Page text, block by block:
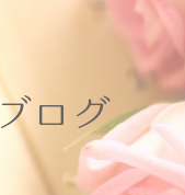
ブログ